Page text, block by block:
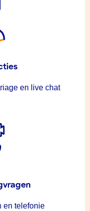
en live chat
en telefonie